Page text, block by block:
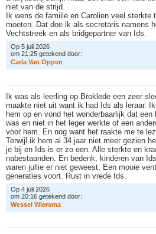
niet van de strijd.
Ik wens de familie en Carolien veel sterkte
moeten. Dat doe ik als secretaris namens
Vechtstreek en als bridgepartner van Ids.
Op 5 juli 2026
om 21:25 getekend door:
Car a Van Oppen
Ik was als leerling op Broklede een zeer
maakte niet uit want ik had Ids als leraar.
hem op en vond het wonderbaarlijk dat een
was en niet in het leger werkte of een
voor hem. En nog want het raakte me te
Terwijl ik hem al 34 jaar niet meer gezien
je bij en Ids is er zo een. Alle sterkte en
nabestaanden. En bedenk, kinderen van
waren jullie er niet geweest. Een mooie
generaties voort. Rust in vrede Ids.
Op 4 juli 2026
om 20:16 getekend door:
Wesse Wiersma